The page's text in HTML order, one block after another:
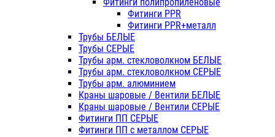
Фитинги PPR
Фитинги PPR+металл
Трубы БЕЛЫЕ
Трубы СЕРЫЕ
Трубы арм. стекловолкном БЕЛЫЕ
Трубы арм. стекловолкном СЕРЫЕ
Трубы арм. алюминием
Краны шаровые / Вентили БЕЛЫЕ
Краны шаровые / Вентили СЕРЫЕ
Фитинги ПП СЕРЫЕ
Фитинги ПП с металлом СЕРЫЕ